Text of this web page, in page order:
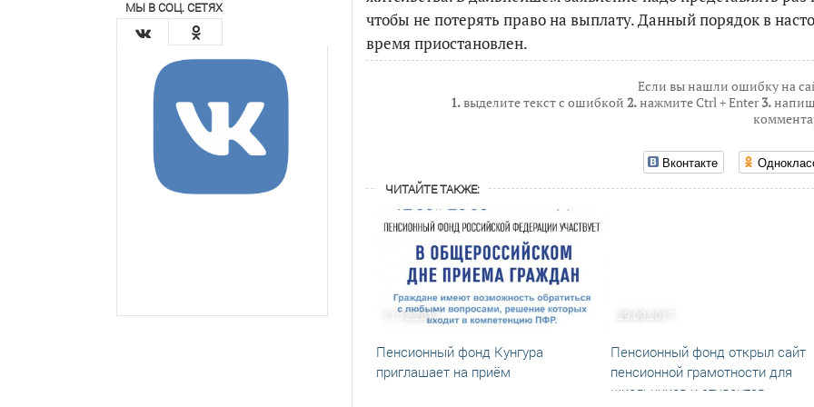
МЫ В СОЦ. СЕТЯХ
чтобы не потерять право на выплату. Данный порядок в
время приостановлен.
Если вы нашли ошибку на
1.выделите текст с ошибкой 2.нажмите Ctrl + Enter3.
Вконтакте
ЧИТАЙТЕ ТАКЖЕ:
11.12.2017
Пенсионный фонд Кунгура
приглашает на приём
29.09.2017
Пенсионный фонд открыл сайт
пенсионной грамотности для
школьников и студентов